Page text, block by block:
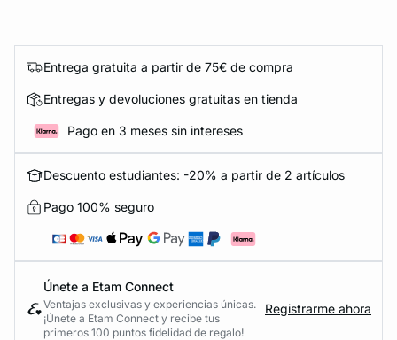
Entrega gratuita a partir de 75€ de compra
Entregas y devoluciones gratuitas en tienda
Pago en 3 meses sin intereses
Descuento estudiantes: -20% a partir de 2 artículos
Pago 100% seguro
Únete a Etam Connect
Ventajas exclusivas y experiencias únicas.
¡Únete a Etam Connect y recibe tus
primeros 100 puntos fidelidad de regalo!
Registrarme ahora